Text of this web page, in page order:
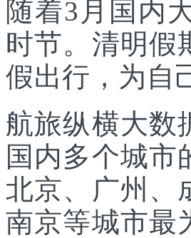
随着3月国内
时节。清明假
假出行，为自
航旅纵横大数
国内多个城市
北京、广州、
南京等城市最